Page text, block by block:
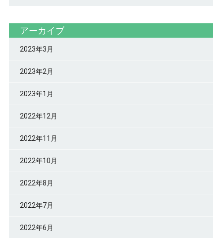
アーカイブ
2023年3月
2023年2月
2023年1月
2022年12月
2022年11月
2022年10月
2022年8月
2022年7月
2022年6月